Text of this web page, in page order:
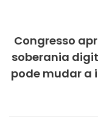
Congresso
soberania
pode mudar a